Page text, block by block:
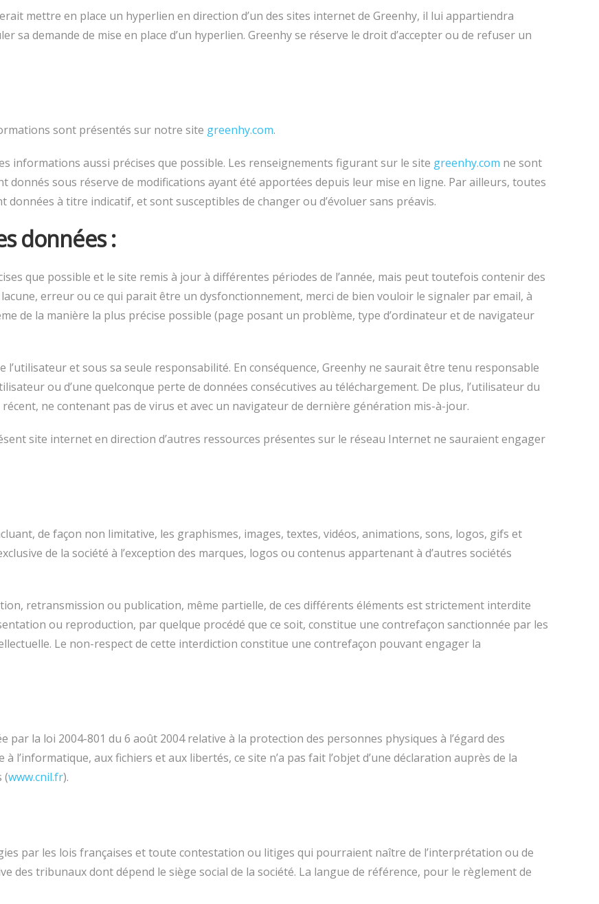
mettre en place un hyperlien en direction d’un des sites internet de Greenhy, il lui appartiendra
sa demande de mise en place d’un hyperlien. Greenhy se réserve le droit d’accepter ou de refuser un
sont présentés sur notre site greenhy.com.
informations aussi précises que possible. Les renseignements figurant sur le site greenhy.com ne sont
donnés sous réserve de modifications ayant été apportées depuis leur mise en ligne. Par ailleurs, toutes
données à titre indicatif, et sont susceptibles de changer ou d’évoluer sans préavis.
données :
que possible et le site remis à jour à différentes périodes de l’année, mais peut toutefois contenir des
erreur ou ce qui parait être un dysfonctionnement, merci de bien vouloir le signaler par email, à
de la manière la plus précise possible (page posant un problème, type d’ordinateur et de navigateur
et sous sa seule responsabilité. En conséquence, Greenhy ne saurait être tenu responsable
ou d’une quelconque perte de données consécutives au téléchargement. De plus, l’utilisateur du
ne contenant pas de virus et avec un navigateur de dernière génération mis-à-jour.
site internet en direction d’autres ressources présentes sur le réseau Internet ne sauraient engager
de façon non limitative, les graphismes, images, textes, vidéos, animations, sons, logos, gifs et
de la société à l’exception des marques, logos ou contenus appartenant à d’autres sociétés
retransmission ou publication, même partielle, de ces différents éléments est strictement interdite
ou reproduction, par quelque procédé que ce soit, constitue une contrefaçon sanctionnée par les
Le non-respect de cette interdiction constitue une contrefaçon pouvant engager la
par la loi 2004-801 du 6 août 2004 relative à la protection des personnes physiques à l’égard des
l’informatique, aux fichiers et aux libertés, ce site n’a pas fait l’objet d’une déclaration auprès de la
(www.cnil.fr).
par les lois françaises et toute contestation ou litiges qui pourraient naître de l’interprétation ou de
des tribunaux dont dépend le siège social de la société. La langue de référence, pour le règlement de